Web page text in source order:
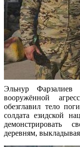
Эльнур
вооружённой
обезглавил тело
солдата езидской
демонстрировать
деревням,